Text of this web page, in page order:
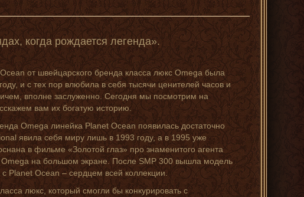
когда рождается легенда».
от швейцарского бренда класса люкс Omega была
и с тех пор влюбила в себя тысячи ценителей часов и
вполне заслуженно. Сегодня мы посмотрим на
вам их богатую историю.
Omega линейка Planet Ocean появилась достаточно
явила себя миру лишь в 1993 году, а в 1995 уже
в фильме «Золотой глаз» про знаменитого агента
на большом экране. После SMP 300 вышла модель
Planet Ocean – сердцем всей коллекции.
люкс, который смогли бы конкурировать с